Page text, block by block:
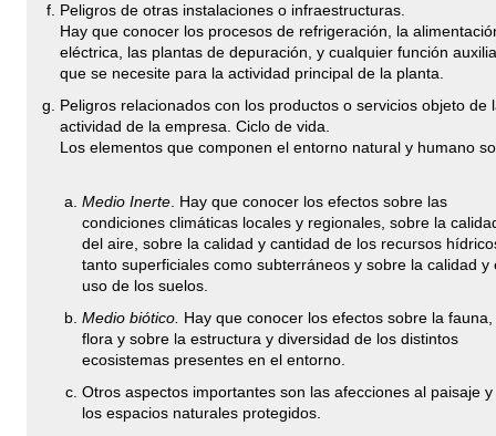
Peligros de otras instalaciones o infraestructuras.
Hay que conocer los procesos de refrigeración, la
eléctrica, las plantas de depuración, y cualquier función
que se necesite para la actividad principal de la planta.
Peligros relacionados con los productos o servicios objeto de
actividad de la empresa. Ciclo de vida.
Los elementos que componen el entorno natural y humano
Medio Inerte. Hay que conocer los efectos sobre las
condiciones climáticas locales y regionales, sobre la
del aire, sobre la calidad y cantidad de los recursos
tanto superficiales como subterráneos y sobre la calidad y
uso de los suelos.
Medio biótico. Hay que conocer los efectos sobre la fauna,
flora y sobre la estructura y diversidad de los distintos
ecosistemas presentes en el entorno.
Otros aspectos importantes son las afecciones al paisaje y
los espacios naturales protegidos.